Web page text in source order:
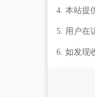
4. 本站提
5. 用户在
6. 如发现